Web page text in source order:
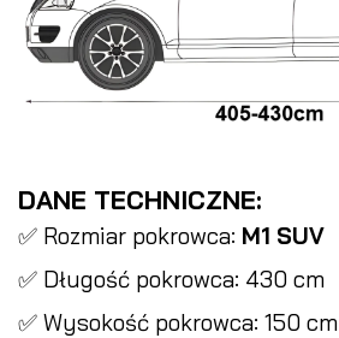
DANE TECHNICZNE:
✅ Rozmiar pokrowca: M1 SUV
✅ Długość pokrowca: 430 cm
✅ Wysokość pokrowca: 150 cm